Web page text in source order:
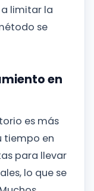
limitar la
se
en
es más
tiempo en
para llevar
lo que se